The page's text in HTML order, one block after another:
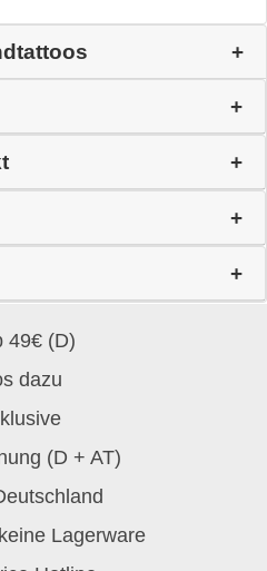
49€ (D)
dazu
(D + AT)
Lagerware